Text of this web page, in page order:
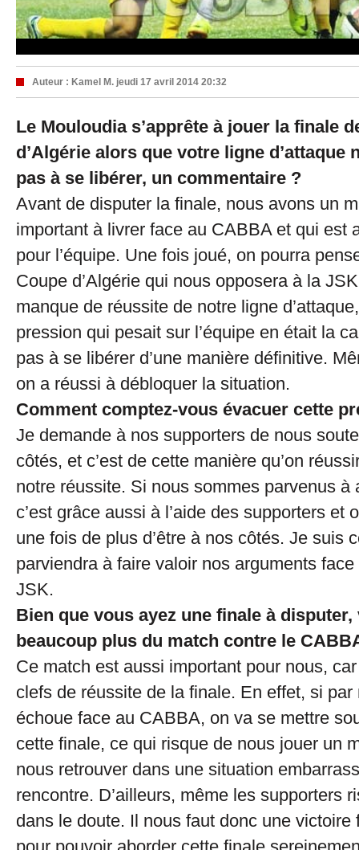
Auteur : Kamel M. jeudi 17 avril 2014 20:32
Le Mouloudia s’apprête à jouer la finale
d’Algérie alors que votre ligne d’attaque
pas à se libérer, un commentaire ?
Avant de disputer la finale, nous avons un
important à livrer face au CABBA et qui est
pour l’équipe. Une fois joué, on pourra
Coupe d’Algérie qui nous opposera à la
manque de réussite de notre ligne
pression qui pesait sur l’équipe en était la
pas à se libérer d’une manière définitive.
on a réussi à débloquer la situation.
Comment comptez-vous évacuer cette
Je demande à nos supporters de nous
côtés, et c’est de cette manière qu’on
notre réussite. Si nous sommes parvenus à
c’est grâce aussi à l’aide des supporters et
une fois de plus d’être à nos côtés. Je suis
parviendra à faire valoir nos arguments
JSK.
Bien que vous ayez une finale à
beaucoup plus du match contre le
Ce match est aussi important pour nous, car
clefs de réussite de la finale. En effet, si par
échoue face au CABBA, on va se mettre
cette finale, ce qui risque de nous jouer un
nous retrouver dans une situation
rencontre. D’ailleurs, même les supporters
dans le doute. Il nous faut donc une